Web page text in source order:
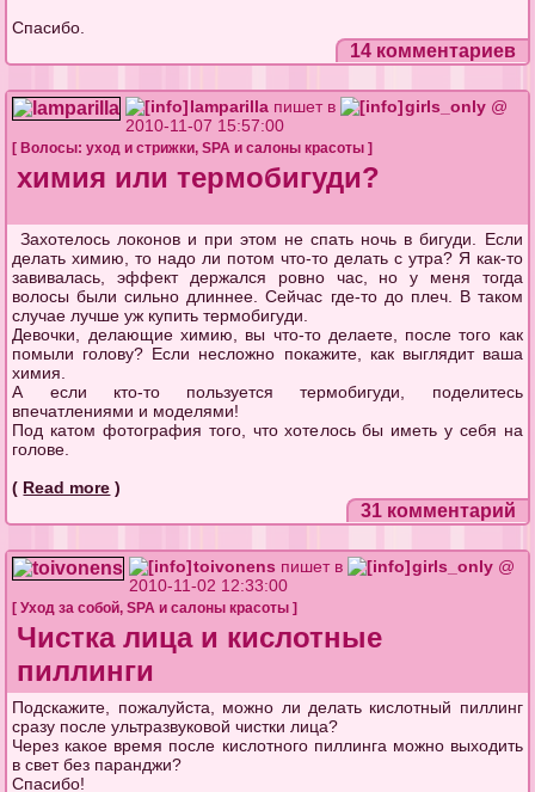
Спасибо.
14 комментариев
lamparilla пишет в girls_only @
2010-11-07 15:57:00
[ Волосы: уход и стрижки,SPA и салоны красоты ]
химия или термобигуди?
Захотелось локонов и при этом не спать ночь в бигуди. Если
делать химию, то надо ли потом что-то делать с утра? Я как-то
завивалась, эффект держался ровно час, но у меня тогда
волосы были сильно длиннее. Сейчас где-то до плеч. В таком
случае лучше уж купить термобигуди.
Девочки, делающие химию, вы что-то делаете, после того как
помыли голову? Если несложно покажите, как выглядит ваша
химия.
А если кто-то пользуется термобигуди, поделитесь
впечатлениями и моделями!
Под катом фотография того, что хотелось бы иметь у себя на
голове.
( Read more )
31 комментарий
toivonens пишет в girls_only @
2010-11-02 12:33:00
[Уход за собой,SPA и салоны красоты ]
Чистка лица и кислотные
пиллинги
Подскажите, пожалуйста, можно ли делать кислотный пиллинг
сразу после ультразвуковой чистки лица?
Через какое время после кислотного пиллинга можно выходить
в свет без паранджи?
Спасибо!